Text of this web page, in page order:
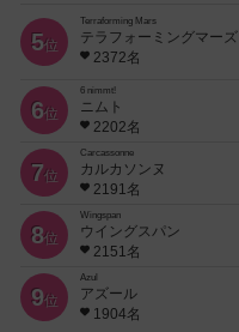
5位
Terraforming Mars
テラフォーミングマーズ
2372名
6位
6 nimmt!
ニムト
2202名
7位
Carcassonne
カルカソンヌ
2191名
8位
Wingspan
ウイングスパン
2151名
9位
Azul
アズール
1904名